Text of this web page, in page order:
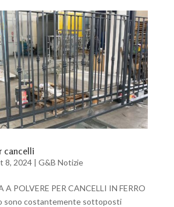
cancelli
8, 2024| G&B Notizie
A POLVERE PER CANCELLI IN FERRO
sono costantemente sottoposti